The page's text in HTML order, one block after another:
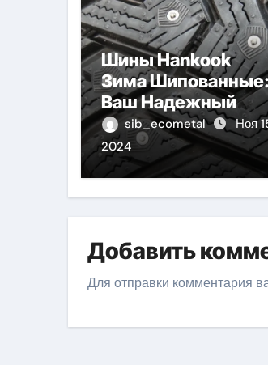
Шины Hankook
Зима
Ваш Надежный
Партнёр на
Снежных Дорогах
sib_ecometal
Ноя
2024
Добавить
Для отправки комментария